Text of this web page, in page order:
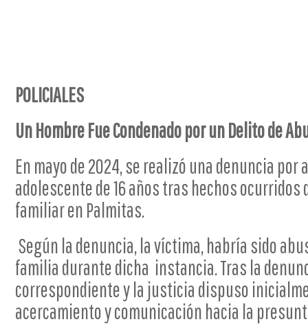
POLICIALES
Un Hombre Fue Condenado por un Delito de
En mayo de 2024, se realizó una denuncia por
adolescente de 16 años tras hechos
familiar en Palmitas.
Según la denuncia, la víctima, habría sido
familia durante dicha instancia. Tras la
correspondiente y la justicia dispuso
acercamiento y comunicación hacia la